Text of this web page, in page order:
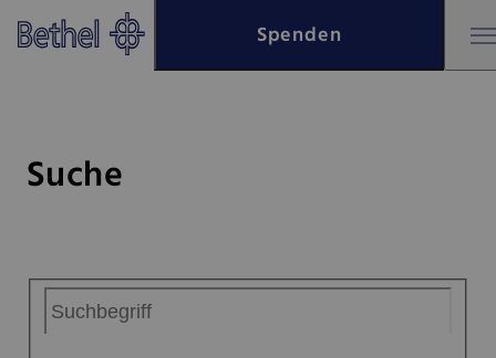
Zum Hauptinhalt springen
Zur Fußzeile springen
Spenden
Suche